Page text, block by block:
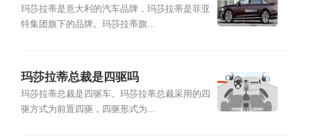
玛莎拉蒂是意大利的汽车品牌，玛莎拉蒂是菲亚
特集团旗下的品牌。玛莎拉蒂旗...
玛莎拉蒂总裁是四驱吗
玛莎拉蒂总裁是四驱车。玛莎拉蒂总裁采用的四
驱方式为前置四驱，四驱形式为...